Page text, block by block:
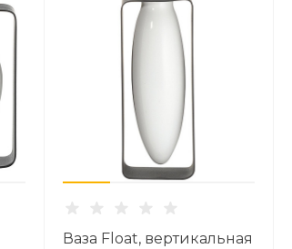
Ваза Float, вертикальная